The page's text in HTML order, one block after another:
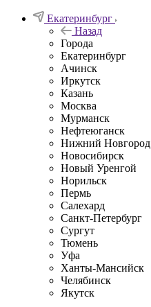
Екатеринбург
Назад
Города
Екатеринбург
Ачинск
Иркутск
Казань
Москва
Мурманск
Нефтеюганск
Нижний Новгород
Новосибирск
Новый Уренгой
Норильск
Пермь
Салехард
Санкт-Петербург
Сургут
Тюмень
Уфа
Ханты-Мансийск
Челябинск
Якутск